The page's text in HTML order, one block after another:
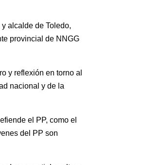
alcalde de Toledo,
provincial de NNGG
y reflexión en torno al
nacional y de la
el PP, como el
del PP son